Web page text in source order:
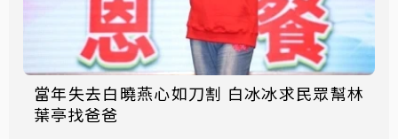
當年失去白曉燕心如刀割 白冰冰求民眾幫林
葉亭找爸爸